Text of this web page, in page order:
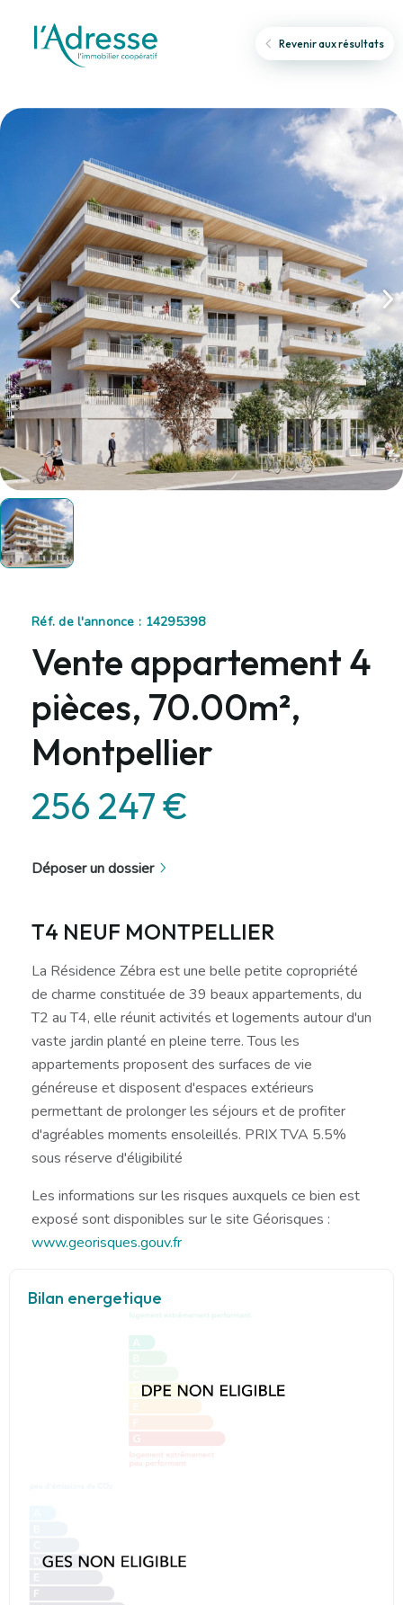
Revenir aux résultats
Réf. de l'annonce : 14295398
Vente appartement 4
pièces, 70.00m²,
Montpellier
256 247 €
Déposer un dossier
T4 NEUF MONTPELLIER
La Résidence Zébra est une belle petite copropriété
de charme constituée de 39 beaux appartements, du
T2 au T4, elle réunit activités et logements autour d'un
vaste jardin planté en pleine terre. Tous les
appartements proposent des surfaces de vie
généreuse et disposent d'espaces extérieurs
permettant de prolonger les séjours et de profiter
d'agréables moments ensoleillés. PRIX TVA 5.5%
sous réserve d'éligibilité
Les informations sur les risques auxquels ce bien est
exposé sont disponibles sur le site Géorisques :
www.georisques.gouv.fr
Bilan energetique